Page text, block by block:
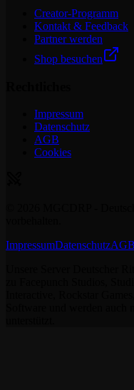
Creator-Programm
Kontakt & Feedback
Partner werden
Shop besuchen
Impressum
Datenschutz
AGB
Cookies
ImpressumDatenschutzAGB